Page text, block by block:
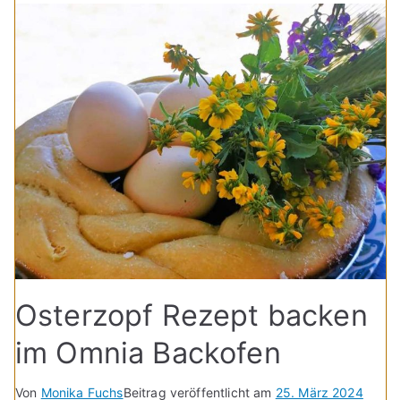
Osterzopf Rezept backen
im Omnia Backofen
Von Monika FuchsBeitrag veröffentlicht am 25. März 2024